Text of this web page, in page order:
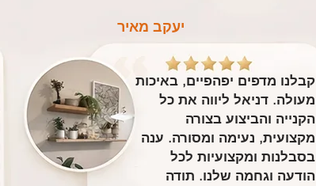
יעקב מאיר
קבלנו מדפים יפהפיים, באיכות
מעולה. דניאל ליווה את כל
הקנייה והביצוע בצורה
מקצועית, נעימה ומסורה. ענה
בסבלנות ומקצועיות לכל
הודעה וגחמה שלנו. תודה